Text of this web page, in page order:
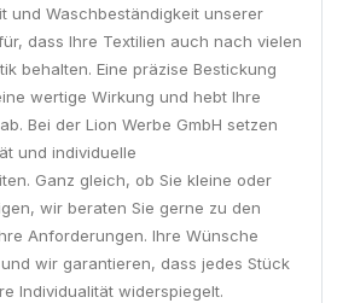
und Waschbeständigkeit unserer
dass Ihre Textilien auch nach vielen
behalten. Eine präzise Bestickung
wertige Wirkung und hebt Ihre
Bei der Lion Werbe GmbH setzen
und individuelle
Ganz gleich, ob Sie kleine oder
wir beraten Sie gerne zu den
Anforderungen. Ihre Wünsche
wir garantieren, dass jedes Stück
Individualität widerspiegelt.